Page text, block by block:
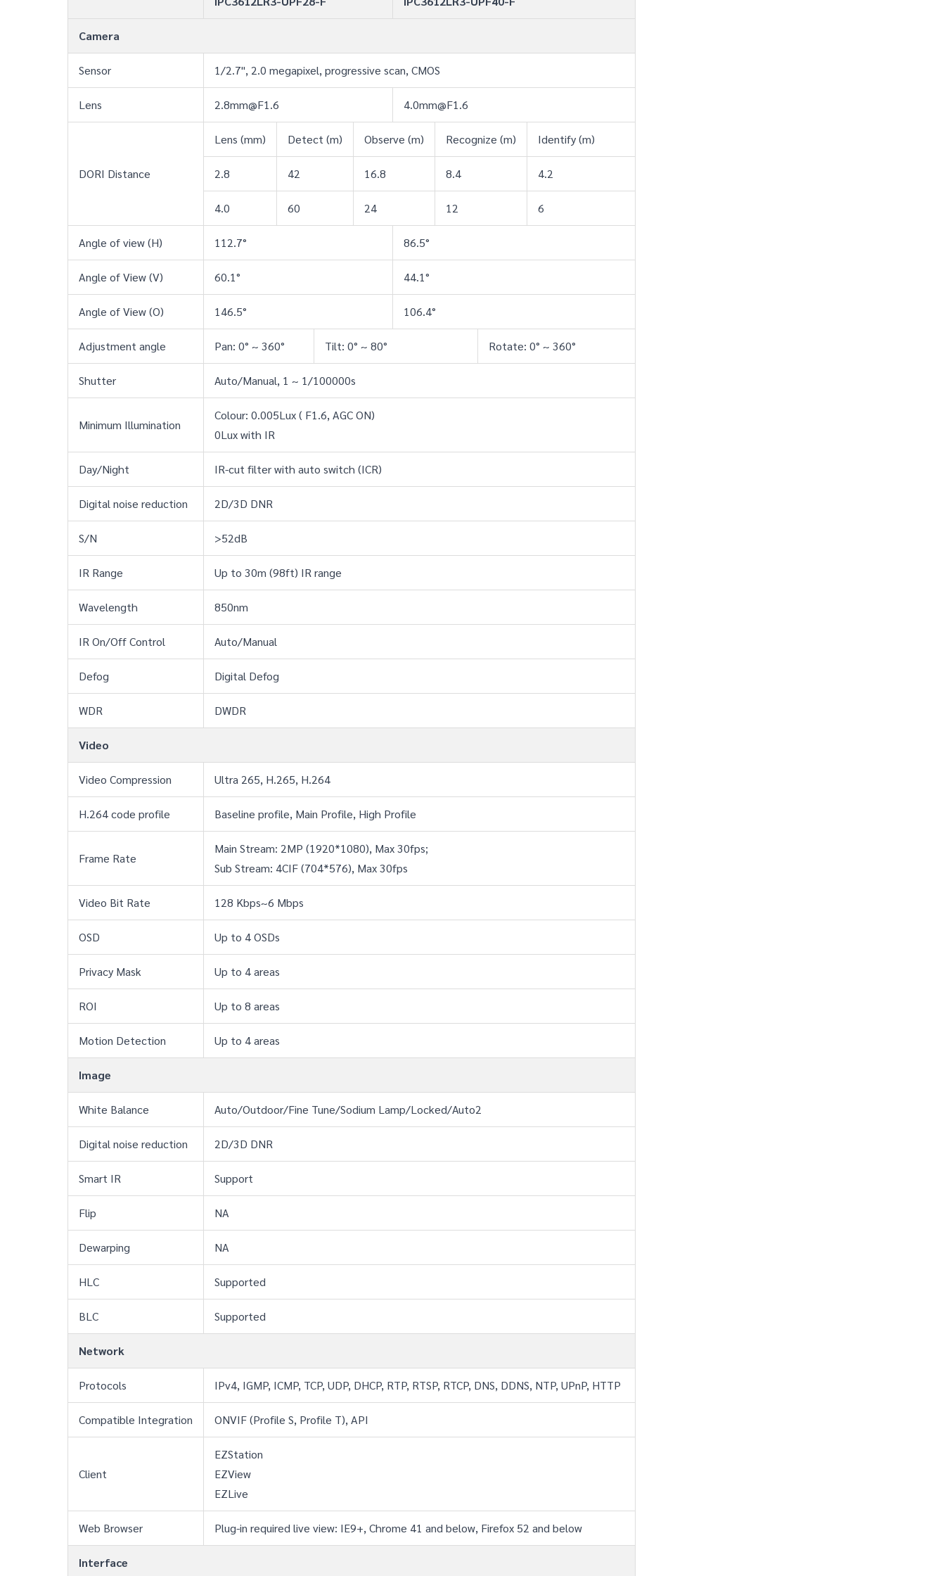
Camera
Sensor 1/2.7", 2.0 megapixel, progressive scan, CMOS
Lens 2.8mm@F1.6 4.0mm@F1.6
DORI Distance
Lens (mm) Detect (m) Observe (m) Recognize (m) Identify (m)
2.8 42 16.8 8.4 4.2
4.0 60 24 12 6
Angle of view (H) 112.7° 86.5°
Angle of View (V) 60.1° 44.1°
Angle of View (O) 146.5° 106.4°
Adjustment angle Pan: 0° ~ 360° Tilt: 0° ~ 80° Rotate: 0° ~ 360°
Shutter Auto/Manual, 1 ~ 1/100000s
Minimum Illumination
Colour: 0.005Lux ( F1.6, AGC ON)
0Lux with IR
Day/Night IR-cut filter with auto switch (ICR)
Digital noise reduction 2D/3D DNR
S/N >52dB
IR Range Up to 30m (98ft) IR range
Wavelength 850nm
IR On/Off Control Auto/Manual
Defog Digital Defog
WDR DWDR
Video
Video Compression Ultra 265, H.265, H.264
H.264 code profile Baseline profile, Main Profile, High Profile
Frame Rate
Main Stream: 2MP (1920*1080), Max 30fps;
Sub Stream: 4CIF (704*576), Max 30fps
Video Bit Rate 128 Kbps~6 Mbps
OSD Up to 4 OSDs
Privacy Mask Up to 4 areas
ROI Up to 8 areas
Motion Detection Up to 4 areas
Image
White Balance Auto/Outdoor/Fine Tune/Sodium Lamp/Locked/Auto2
Digital noise reduction 2D/3D DNR
Smart IR Support
Flip NA
Dewarping NA
HLC Supported
BLC Supported
Network
Protocols IPv4, IGMP, ICMP, TCP, UDP, DHCP, RTP, RTSP, RTCP, DNS, DDNS, NTP, UPnP, HTTP
Compatible Integration ONVIF (Profile S, Profile T), API
Client
EZStation
EZView
EZLive
Web Browser Plug-in required live view: IE9+, Chrome 41 and below, Firefox 52 and below
Interface